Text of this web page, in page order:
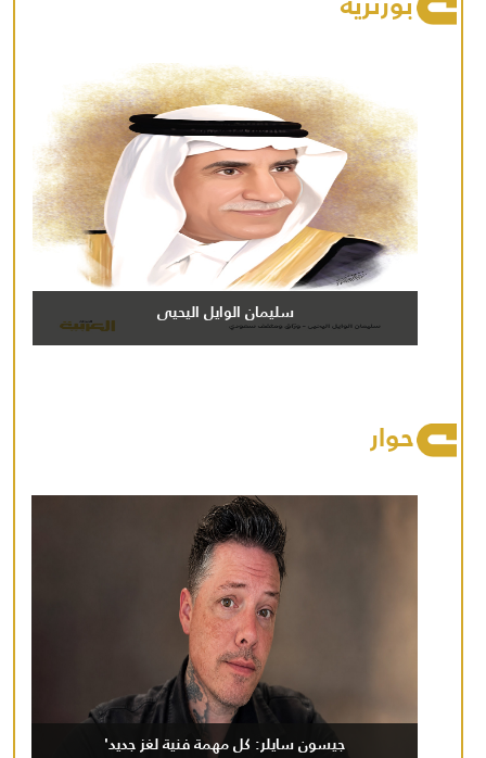
سليمان الوايل اليحيى
حوار
جيسون سايلر: كل مهمة فنية لغز جديد'